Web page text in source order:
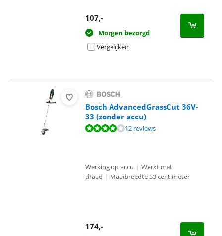
107,-
Morgen bezorgd
Vergelijken
Bosch AdvancedGrassCut 36V-
33 (zonder accu)
Beoordeling is 8,2 van de 10, gebaseerd op 12 reviews.
12 reviews
Werking op accu | Werkt met
draad | Maaibreedte 33 centimeter
174,-